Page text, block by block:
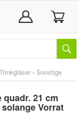
Trinkgläser › Sonstige
quadr. 21 cm
Vorrat